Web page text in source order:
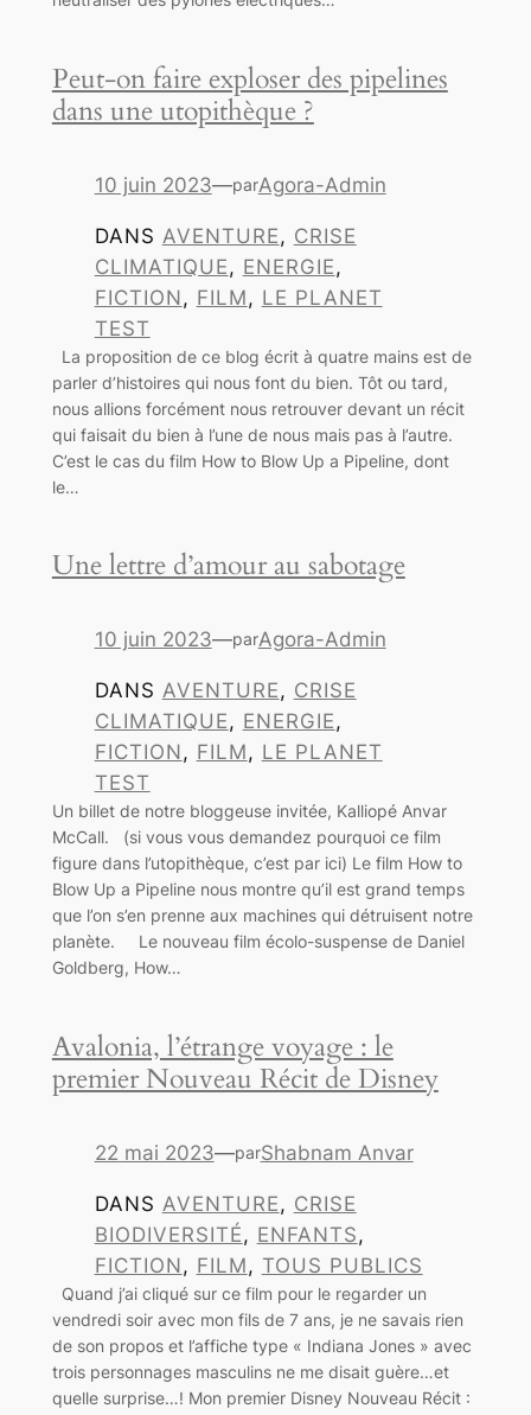
Peut-on faire exploser des pipelines
dans une utopithèque ?
10 juin 2023—parAgora-Admin
DANS AVENTURE, CRISE
CLIMATIQUE, ENERGIE
FICTION, FILM, LE PLANET
TEST
La proposition de ce blog écrit à quatre mains est de
parler d’histoires qui nous font du bien. Tôt ou tard,
nous allions forcément nous retrouver devant un récit
qui faisait du bien à l’une de nous mais pas à l’autre.
C’est le cas du film How to Blow Up a Pipeline, dont
le…
Une lettre d’amour au sabotage
10 juin 2023—parAgora-Admin
DANS AVENTURE, CRISE
CLIMATIQUE, ENERGIE
FICTION, FILM, LE PLANET
TEST
Un billet de notre bloggeuse invitée, Kalliopé Anvar
McCall. (si vous vous demandez pourquoi ce film
figure dans l’utopithèque, c’est par ici) Le film How to
Blow Up a Pipeline nous montre qu’il est grand temps
que l’on s’en prenne aux machines qui détruisent notre
planète. Le nouveau film écolo-suspense de Daniel
Goldberg, How…
Avalonia, l’étrange voyage : le
premier Nouveau Récit de Disney
22 mai 2023—parShabnam Anvar
DANS AVENTURE, CRISE
BIODIVERSITÉ, ENFANTS
FICTION, FILM, TOUS PUBLICS
Quand j’ai cliqué sur ce film pour le regarder un
vendredi soir avec mon fils de 7 ans, je ne savais rien
de son propos et l’affiche type « Indiana Jones » avec
trois personnages masculins ne me disait guère…et
quelle surprise…! Mon premier Disney Nouveau Récit :